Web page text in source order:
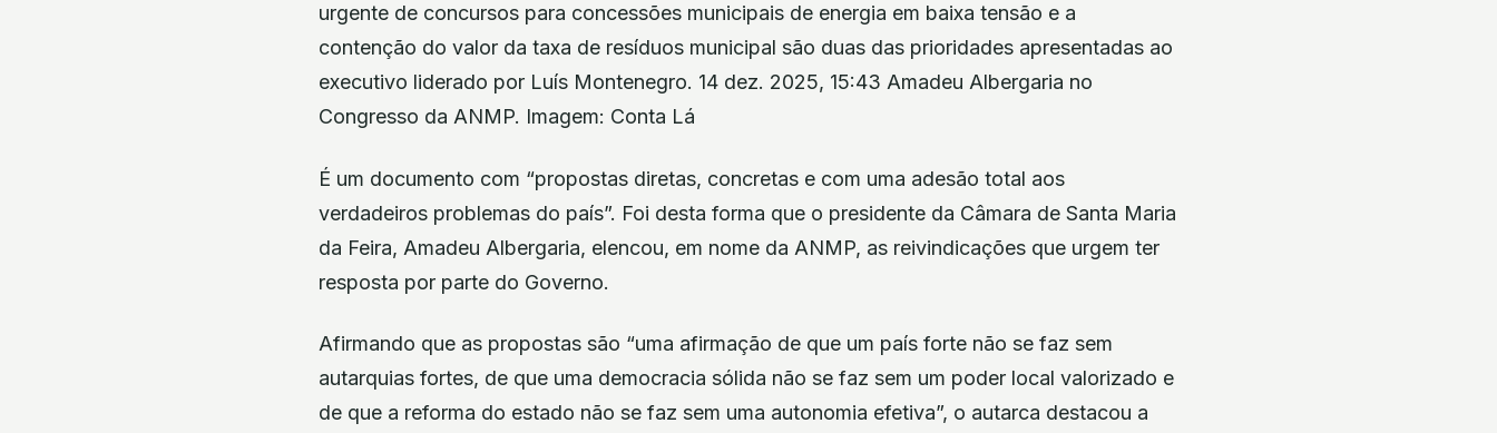
urgente de concursos para concessões municipais de energia em baixa tensão e a
contenção do valor da taxa de resíduos municipal são duas das prioridades apresentadas ao
executivo liderado por Luís Montenegro. 14 dez. 2025, 15:43 Amadeu Albergaria no
Congresso da ANMP. Imagem: Conta Lá
É um documento com “propostas diretas, concretas e com uma adesão total aos
verdadeiros problemas do país”. Foi desta forma que o presidente da Câmara de Santa Maria
da Feira, Amadeu Albergaria, elencou, em nome da ANMP, as reivindicações que urgem ter
resposta por parte do Governo.
Afirmando que as propostas são “uma afirmação de que um país forte não se faz sem
autarquias fortes, de que uma democracia sólida não se faz sem um poder local valorizado e
de que a reforma do estado não se faz sem uma autonomia efetiva”, o autarca destacou a